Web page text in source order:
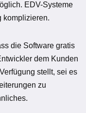
EDV-Systeme
komplizieren.
die Software gratis
dem Kunden
stellt, sei es
zu